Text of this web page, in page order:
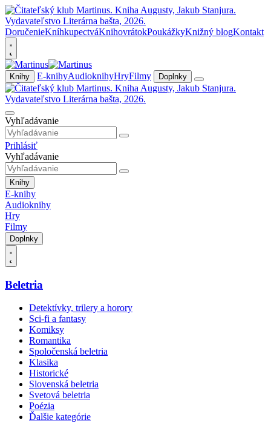
DoručenieKníhkupectváKnihovrátokPoukážkyKnižný blogKontakt
Knihy E-knihyAudioknihyHryFilmy Doplnky
Vyhľadávanie
Prihlásiť
Vyhľadávanie
Knihy
E-knihy
Audioknihy
Hry
Filmy
Doplnky
Beletria
Detektívky, trilery a horory
Sci-fi a fantasy
Komiksy
Romantika
Spoločenská beletria
Klasika
Historické
Slovenská beletria
Svetová beletria
Poézia
Ďalšie kategórie